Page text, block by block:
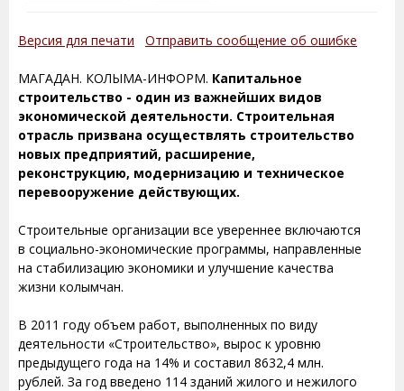
Версия для печати Отправить сообщение об ошибке
МАГАДАН. КОЛЫМА-ИНФОРМ. Капитальное
строительство - один из важнейших видов
экономической деятельности. Строительная
отрасль призвана осуществлять строительство
новых предприятий, расширение,
реконструкцию, модернизацию и техническое
перевооружение действующих.
Строительные организации все увереннее включаются
в социально-экономические программы, направленные
на стабилизацию экономики и улучшение качества
жизни колымчан.
В 2011 году объем работ, выполненных по виду
деятельности «Строительство», вырос к уровню
предыдущего года на 14% и составил 8632,4 млн.
рублей. За год введено 114 зданий жилого и нежилого